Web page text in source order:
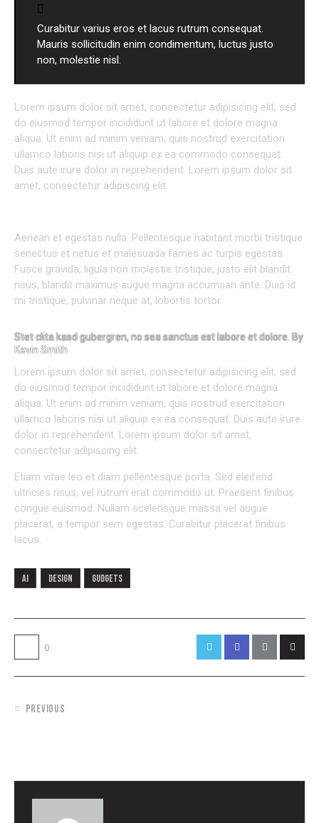
Curabitur varius eros et lacus rutrum consequat.
Mauris sollicitudin enim condimentum, luctus justo
non, molestie nisl.
Lorem ipsum dolor sit amet, consectetur adipisicing elit, sed
do eiusmod tempor incididunt ut labore et dolore magna
aliqua. Ut enim ad minim veniam, quis nostrud exercitation
ullamco laboris nisi ut aliquip ex ea commodo consequat.
Duis aute irure dolor in reprehenderit. Lorem ipsum dolor sit
amet, consectetur adipiscing elit.
Aenean et egestas nulla. Pellentesque habitant morbi tristique
senectus et netus et malesuada fames ac turpis egestas.
Fusce gravida, ligula non molestie tristique, justo elit blandit
risus, blandit maximus augue magna accumsan ante. Duis id
mi tristique, pulvinar neque at, lobortis tortor.
Stet clita kasd gubergren, no sea sanctus est labore et dolore. By
Kevin Smith
Lorem ipsum dolor sit amet, consectetur adipisicing elit, sed
do eiusmod tempor incididunt ut labore et dolore magna
aliqua. Ut enim ad minim veniam, quis nostrud exercitation
ullamco laboris nisi ut aliquip ex ea consequat. Duis aute irure
dolor in reprehenderit. Lorem ipsum dolor sit amet,
consectetur adipiscing elit.
Etiam vitae leo et diam pellentesque porta. Sed eleifend
ultricies risus, vel rutrum erat commodo ut. Praesent finibus
congue euismod. Nullam scelerisque massa vel augue
placerat, a tempor sem egestas. Curabitur placerat finibus
lacus.
AI Design Gudgets
0
PREVIOUS